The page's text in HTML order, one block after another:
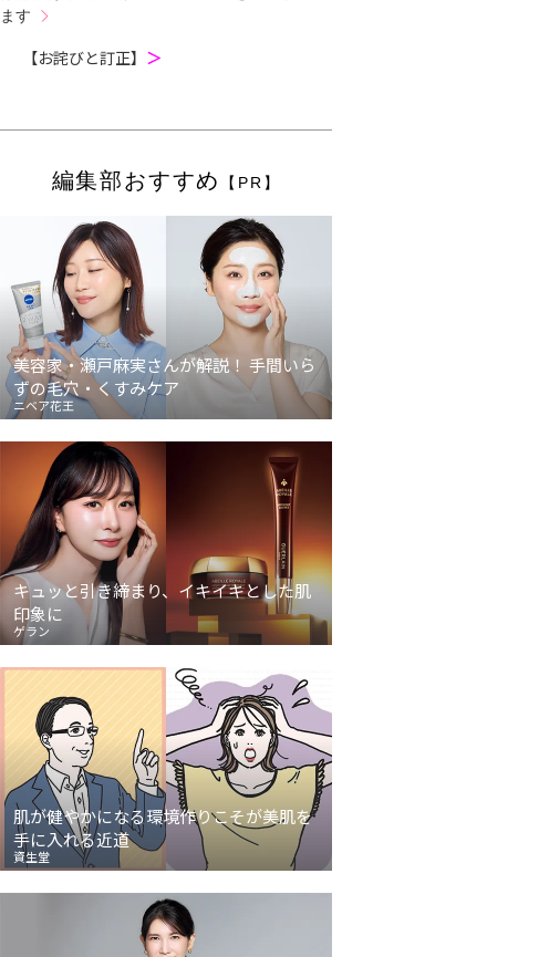
ます
【お詫びと訂正】 ＞
編集部おすすめ 【PR】
美容家・瀬戸麻実さんが解説！ 手間いら
ずの毛穴・くすみケア
ニベア花王
キュッと引き締まり、イキイキとした肌
印象に
ゲラン
肌が健やかになる環境作りこそが美肌を
手に入れる近道
資生堂